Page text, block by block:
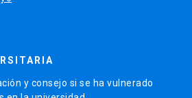
y consejo si se ha vulnerado